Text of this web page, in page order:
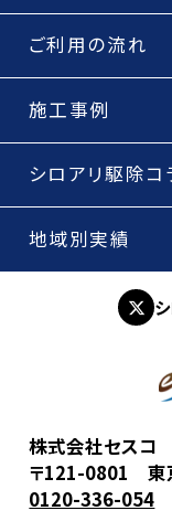
ご利用の流れ
施工事例
シロアリ駆除コ
地域別実績
株式会社セスコ
〒121-0801 東
0120-336-054